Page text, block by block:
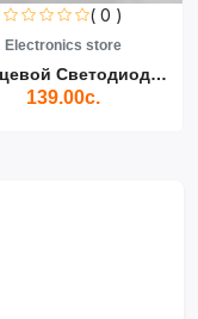
( 0 )
Electronics store
Кольцевой Светодиодный Св...
139.00с.